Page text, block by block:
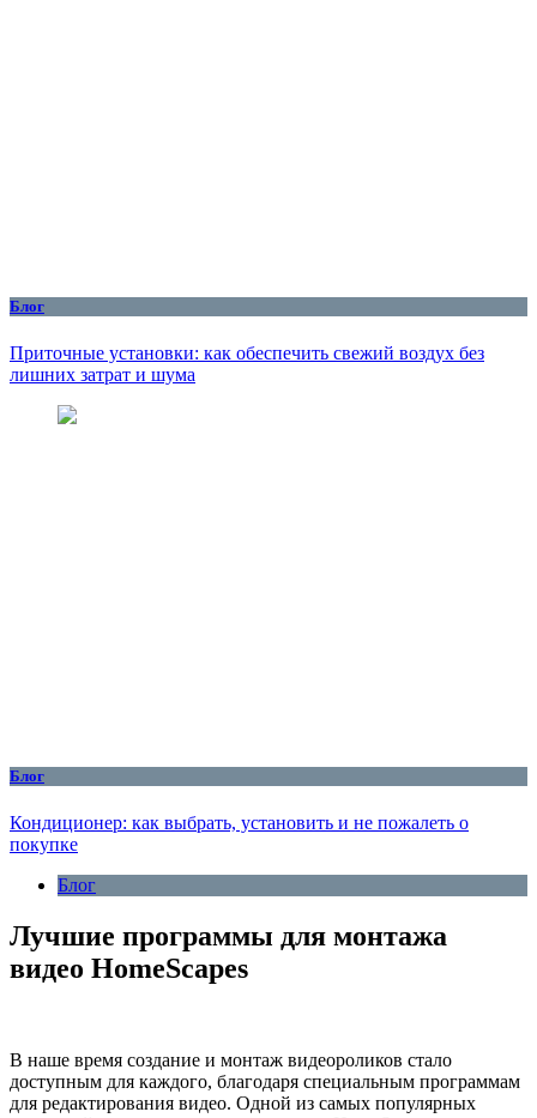
Блог
Приточные установки: как обеспечить свежий воздух без
лишних затрат и шума
Блог
Кондиционер: как выбрать, установить и не пожалеть о
покупке
Блог
Лучшие программы для монтажа
видео HomeScapes
В наше время создание и монтаж видеороликов стало
доступным для каждого, благодаря специальным программам
для редактирования видео. Одной из самых популярных